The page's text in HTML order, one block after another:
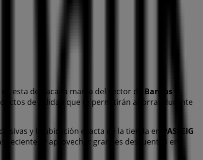
de esta destacada marca del sector de Bancos y
de calidad que te permitirán ahorrar durante
y la ubicación exacta de la tienda en
PASSEIG
recientes y aprovechar grandes descuentos en